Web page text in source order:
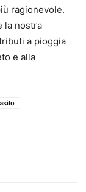
ragionevole.
la nostra
a pioggia
e alla